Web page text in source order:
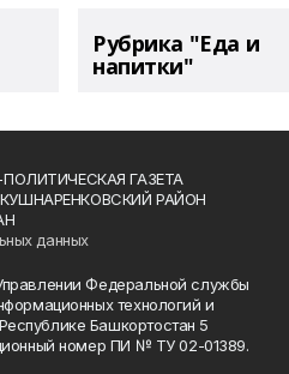
Рубрика "Еда и
напитки"
ГАЗЕТА
РАЙОН
данных
Федеральной службы
технологий и
Башкортостан 5
номер ПИ № ТУ 02-01389.